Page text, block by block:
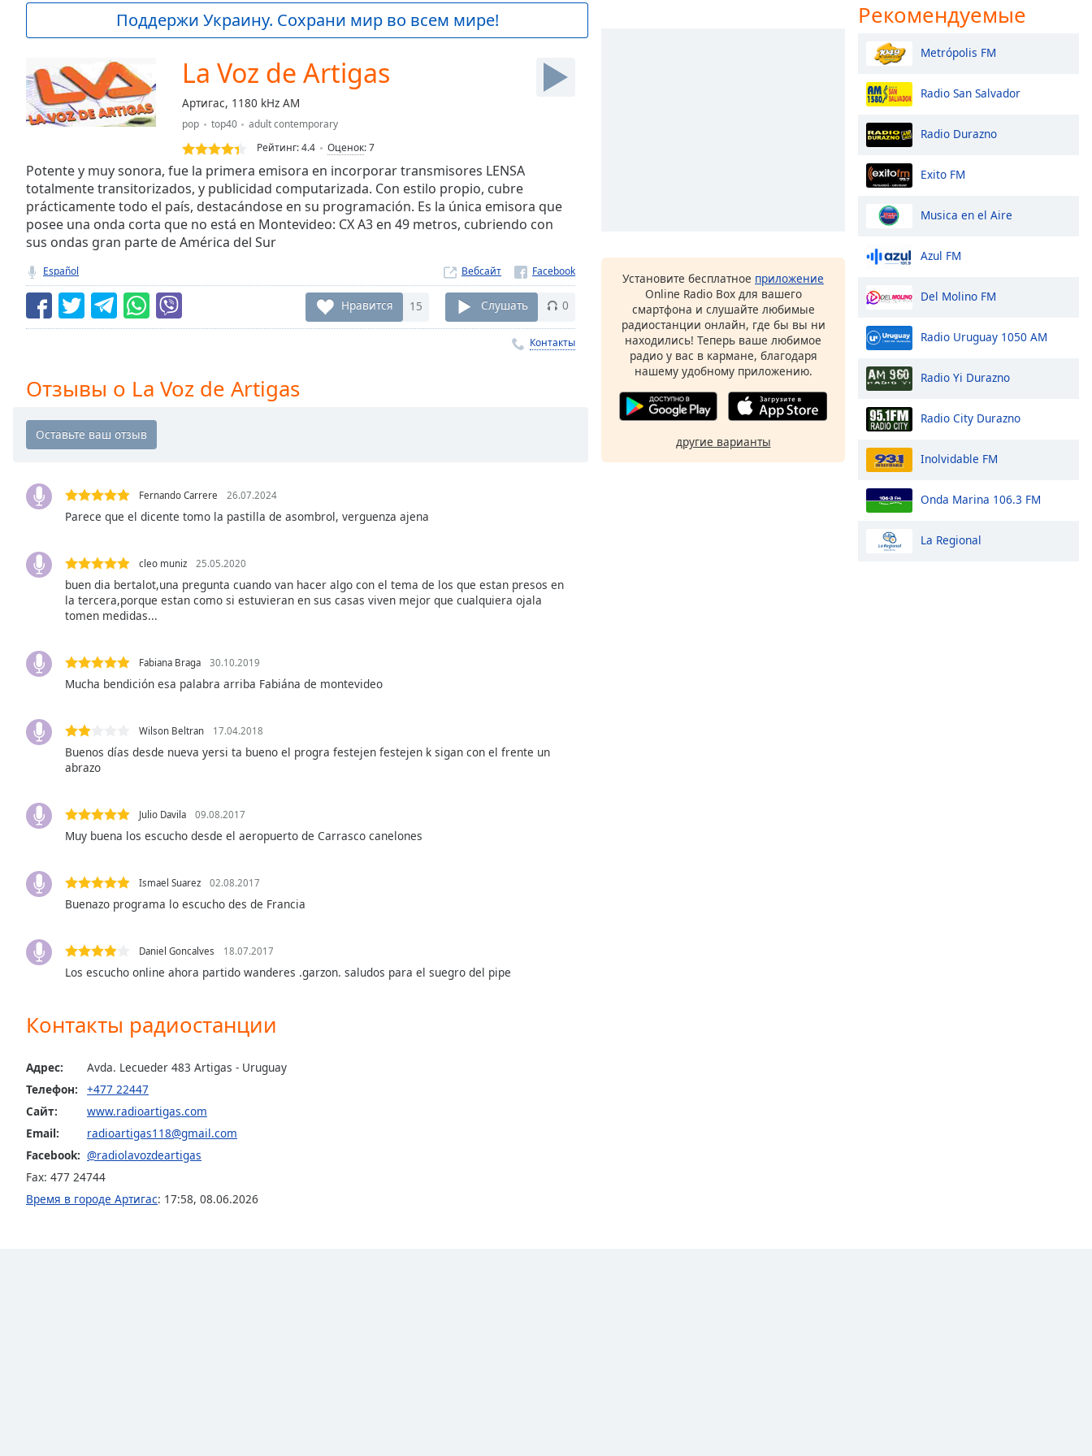
Current
Loaded :
0.00%
Stream
Seek to
currently
behind
LIVE
Remaining
Time-
Chapters
Descriptions
off
selected
subtitles
settings
opens
subtitles
dialog
subtitles
Audio
Track
Picture
Fullscreen
modal
Beginning
Escape
close
window.
Color
Поддержи Украину. Сохрани мир во всем мире!
La Voz de Artigas
Артигас, 1180 kHz AM
pop top40
adult contemporary
Рейтинг:4.4 Оценок:7
Potente y muy sonora, fue la primera emisora en incorporar transmisores LENSA
totalmente transitorizados, y publicidad computarizada. Con estilo propio, cubre
prácticamente todo el país, destacándose en su programación. Es la única emisora que
posee una onda corta que no está en Montevideo: CX A3 en 49 metros, cubriendo con
sus ondas gran parte de América del Sur
Español Вебсайт
Нравится 15 Слушать 0
Контакты
Отзывы о La Voz de Artigas
Fernando Carrere 26.07.2024
Parece que el dicente tomo la pastilla de asombrol, verguenza ajena
cleo muniz 25.05.2020
buen dia bertalot,una pregunta cuando van hacer algo con el tema de los que estan presos en
la tercera,porque estan como si estuvieran en sus casas viven mejor que cualquiera ojala
tomen medidas...
Fabiana Braga 30.10.2019
Mucha bendición esa palabra arriba Fabiána de montevideo
Wilson Beltran 17.04.2018
Buenos días desde nueva yersi ta bueno el progra festejen festejen k sigan con el frente un
abrazo
Julio Davila 09.08.2017
Muy buena los escucho desde el aeropuerto de Carrasco canelones
Ismael Suarez 02.08.2017
Buenazo programa lo escucho des de Francia
Daniel Goncalves 18.07.2017
Los escucho online ahora partido wanderes .garzon. saludos para el suegro del pipe
Контакты радиостанции
Адрес:
Avda. Lecueder 483 Artigas - Uruguay
Телефон:
+477 22447
Сайт:
www.radioartigas.com
Email:
radioartigas118@gmail.com
Facebook: @radiolavozdeartigas
Fax: 477 24744
Время в городе Артигас: 17:58, 08.06.2026
Установите бесплатное приложение
Online Radio Box для вашего
смартфона и слушайте любимые
радиостанции онлайн, где бы вы ни
находились! Теперь ваше любимое
радио у вас в кармане, благодаря
нашему удобному приложению.
другие варианты
Рекомендуемые
Metrópolis FM
Radio San Salvador
Radio Durazno
Exito FM
Musica en el Aire
Azul FM
Del Molino FM
Radio Uruguay 1050 AM
Radio Yi Durazno
Radio City Durazno
Inolvidable FM
Onda Marina 106.3 FM
La Regional